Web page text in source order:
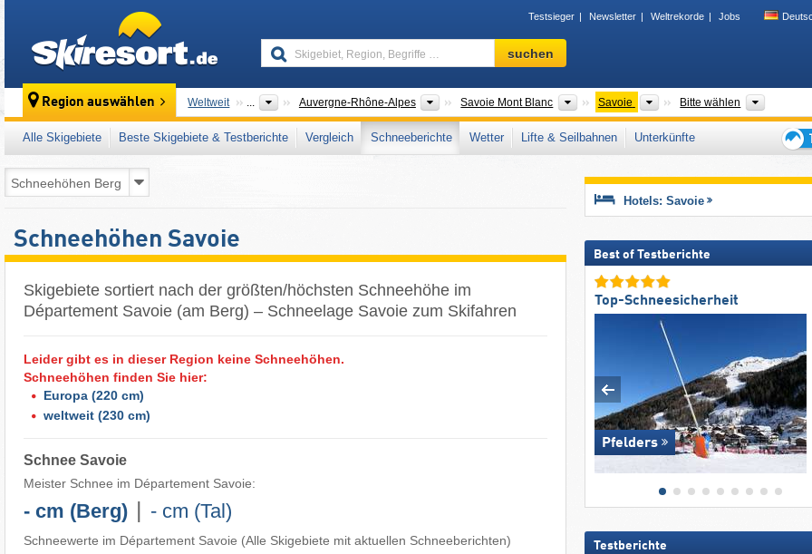
Testsieger Newsletter Weltrekorde Jobs
Skigebiet,
Region,
…
suchen
Region auswählen Weltweit ... Auvergne-Rhône-Alpes Neue Regionen
Savoie Mont Blanc Tourismusregionen
Savoie Départements
Bitte wählen
Alle Skigebiete Beste Skigebiete & Testberichte Vergleich Schneeberichte Wetter Lifte & Seilbahnen
Unterkünfte
für
Schneehöhen Savoie
Skigebiete sortiert nach der größten/höchsten Schneehöhe im
Département Savoie (am Berg) – Schneelage Savoie zum Skifahren
Leider gibt es in dieser Region keine Schneehöhen.
Schneehöhen finden Sie hier:
Europa (220 cm)
weltweit (230 cm)
Schnee Savoie
Meister Schnee im Département Savoie:
- cm (Berg) | - cm (Tal)
Schneewerte im Département Savoie (Alle Skigebiete mit aktuellen Schneeberichten)
Hotels: Savoie
Best of Testberichte
Top-Schneesicherheit
Pfelders
Testberichte